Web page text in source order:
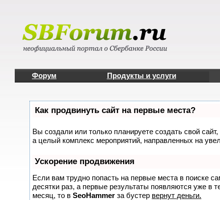
Форум Продукты и услуги
Как продвинуть сайт на первые места?
Вы создали или только планируете создать свой
а целый комплекс мероприятий, направленных на
Ускорение продвижения
Если вам трудно попасть на первые места в поиске
десятки раз, а первые результаты появляются уже в
месяц, то в SeoHammer за бустер вернут деньги.